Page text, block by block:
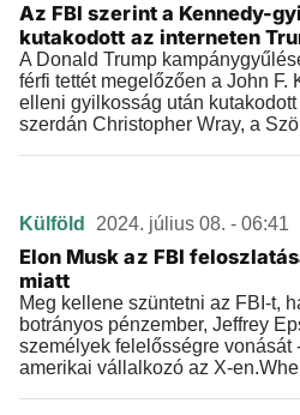
Az FBI szerint a Kennedy-
kutakodott az interneten
A Donald Trump
férfi tettét megelőzően a John F.
elleni gyilkosság után
szerdán Christopher Wray, a
Külföld 2024. július 08. - 06:41
Elon Musk az FBI
miatt
Meg kellene szüntetni az FBI-t,
botrányos pénzember, Jeffrey
személyek felelősségre vonását
amerikai vállalkozó az X-